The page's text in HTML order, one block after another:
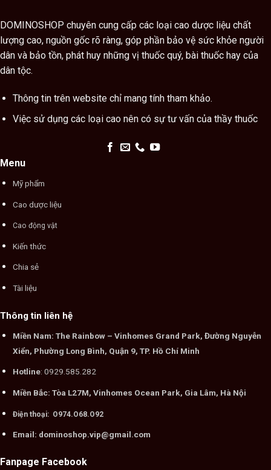
DOMINOSHOP chuyên cung cấp các loại cao dược liệu chất
lượng cao, nguồn gốc rõ ràng, góp phần bảo vệ sức khỏe người
dân và bảo tồn, phát huy những vị thuốc quý, bài thuốc hay của
dân tộc.
Thông tin trên website chỉ mang tính tham khảo.
Việc sử dụng các loại cao nên có sự tư vấn của thầy thuốc
Menu
Mỹ phẩm
Cao dược liệu
Cao động vật
Kiến thức
Chia sẻ
Tài liệu
Thông tin liên hệ
Miền Nam: The Rainbow – Vinhomes Grand Park, Đường Nguyễn
Xiển, Phường Long Bình, Quận 9, TP. Hồ Chí Minh
Hotline: 0929.585.282
Miền Bắc: Tòa L27M, Vinhomes Ocean Park, Gia Lâm, Hà Nội
Điện thoại: O974.O68.O92
Email: dominoshop.vip@gmail.com
Fanpage Facebook